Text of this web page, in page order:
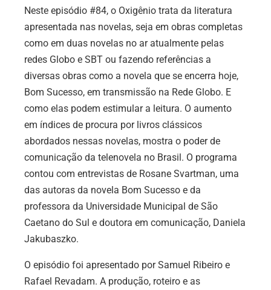
áudio
Neste episódio #84, o Oxigênio trata da literatura
apresentada nas novelas, seja em obras completas
como em duas novelas no ar atualmente pelas
redes Globo e SBT ou fazendo referências a
diversas obras como a novela que se encerra hoje,
Bom Sucesso, em transmissão na Rede Globo. E
como elas podem estimular a leitura. O aumento
em índices de procura por livros clássicos
abordados nessas novelas, mostra o poder de
comunicação da telenovela no Brasil. O programa
contou com entrevistas de Rosane Svartman, uma
das autoras da novela Bom Sucesso e da
professora da Universidade Municipal de São
Caetano do Sul e doutora em comunicação, Daniela
Jakubaszko.
O episódio foi apresentado por Samuel Ribeiro e
Rafael Revadam. A produção, roteiro e as